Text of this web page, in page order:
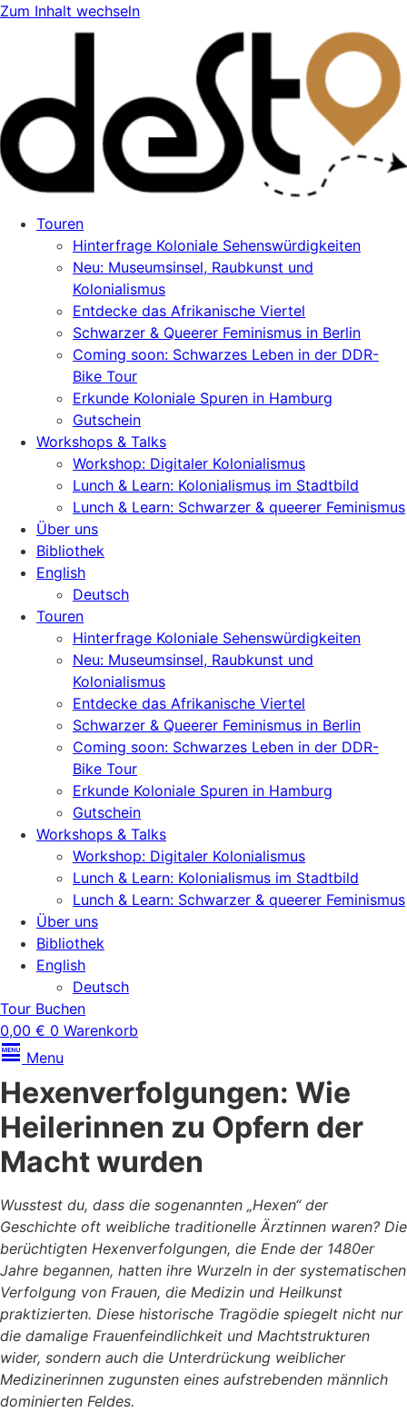
Zum Inhalt wechseln
Touren
Hinterfrage Koloniale Sehenswürdigkeiten
Neu: Museumsinsel, Raubkunst und
Kolonialismus
Entdecke das Afrikanische Viertel
Schwarzer & Queerer Feminismus in Berlin
Coming soon: Schwarzes Leben in der DDR-
Bike Tour
Erkunde Koloniale Spuren in Hamburg
Gutschein
Workshops & Talks
Workshop: Digitaler Kolonialismus
Lunch & Learn: Kolonialismus im Stadtbild
Lunch & Learn: Schwarzer & queerer Feminismus
Über uns
Bibliothek
English
Deutsch
Touren
Hinterfrage Koloniale Sehenswürdigkeiten
Neu: Museumsinsel, Raubkunst und
Kolonialismus
Entdecke das Afrikanische Viertel
Schwarzer & Queerer Feminismus in Berlin
Coming soon: Schwarzes Leben in der DDR-
Bike Tour
Erkunde Koloniale Spuren in Hamburg
Gutschein
Workshops & Talks
Workshop: Digitaler Kolonialismus
Lunch & Learn: Kolonialismus im Stadtbild
Lunch & Learn: Schwarzer & queerer Feminismus
Über uns
Bibliothek
English
Deutsch
Tour Buchen
0,00 € 0 Warenkorb
Menu
Hexenverfolgungen: Wie
Heilerinnen zu Opfern der
Macht wurden
Wusstest du, dass die sogenannten „Hexen“ der
Geschichte oft weibliche traditionelle Ärztinnen waren? Die
berüchtigten Hexenverfolgungen, die Ende der 1480er
Jahre begannen, hatten ihre Wurzeln in der systematischen
Verfolgung von Frauen, die Medizin und Heilkunst
praktizierten. Diese historische Tragödie spiegelt nicht nur
die damalige Frauenfeindlichkeit und Machtstrukturen
wider, sondern auch die Unterdrückung weiblicher
Medizinerinnen zugunsten eines aufstrebenden männlich
dominierten Feldes.